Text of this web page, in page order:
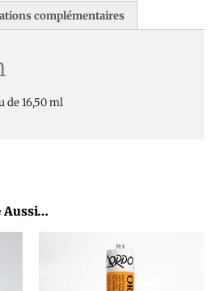
complémentaires
de 16,50 ml
Aussi…